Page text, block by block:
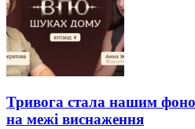
Тривога стала нашим
на межі виснаження